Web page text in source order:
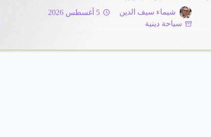
شيماء سيف الدين
5 أغسطس 2026
سياحة دينية